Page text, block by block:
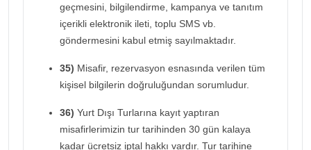
geçmesini, bilgilendirme, kampanya ve tanıtım
içerikli elektronik ileti, toplu SMS vb.
göndermesini kabul etmiş sayılmaktadır.
35) Misafir, rezervasyon esnasında verilen tüm
kişisel bilgilerin doğruluğundan sorumludur.
36) Yurt Dışı Turlarına kayıt yaptıran
misafirlerimizin tur tarihinden 30 gün kalaya
kadar ücretsiz iptal hakkı vardır. Tur tarihine